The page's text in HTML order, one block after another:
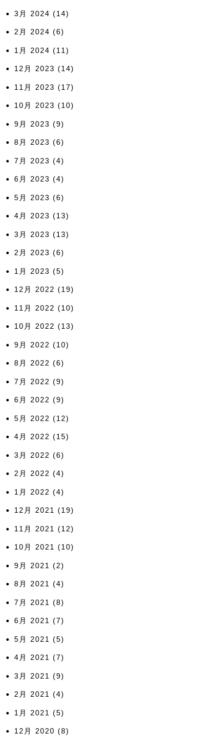
3月 2024 (14)
2月 2024 (6)
1月 2024 (11)
12月 2023 (14)
11月 2023 (17)
10月 2023 (10)
9月 2023 (9)
8月 2023 (6)
7月 2023 (4)
6月 2023 (4)
5月 2023 (6)
4月 2023 (13)
3月 2023 (13)
2月 2023 (6)
1月 2023 (5)
12月 2022 (19)
11月 2022 (10)
10月 2022 (13)
9月 2022 (10)
8月 2022 (6)
7月 2022 (9)
6月 2022 (9)
5月 2022 (12)
4月 2022 (15)
3月 2022 (6)
2月 2022 (4)
1月 2022 (4)
12月 2021 (19)
11月 2021 (12)
10月 2021 (10)
9月 2021 (2)
8月 2021 (4)
7月 2021 (8)
6月 2021 (7)
5月 2021 (5)
4月 2021 (7)
3月 2021 (9)
2月 2021 (4)
1月 2021 (5)
12月 2020 (8)